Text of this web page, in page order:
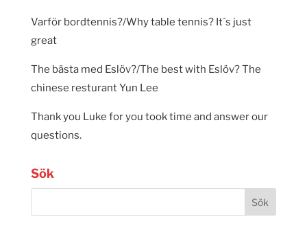
Varför bordtennis?/Why table tennis? It´s just
great
The bästa med Eslöv?/The best with Eslöv? The
chinese resturant Yun Lee
Thank you Luke for you took time and answer our
questions.
Sök